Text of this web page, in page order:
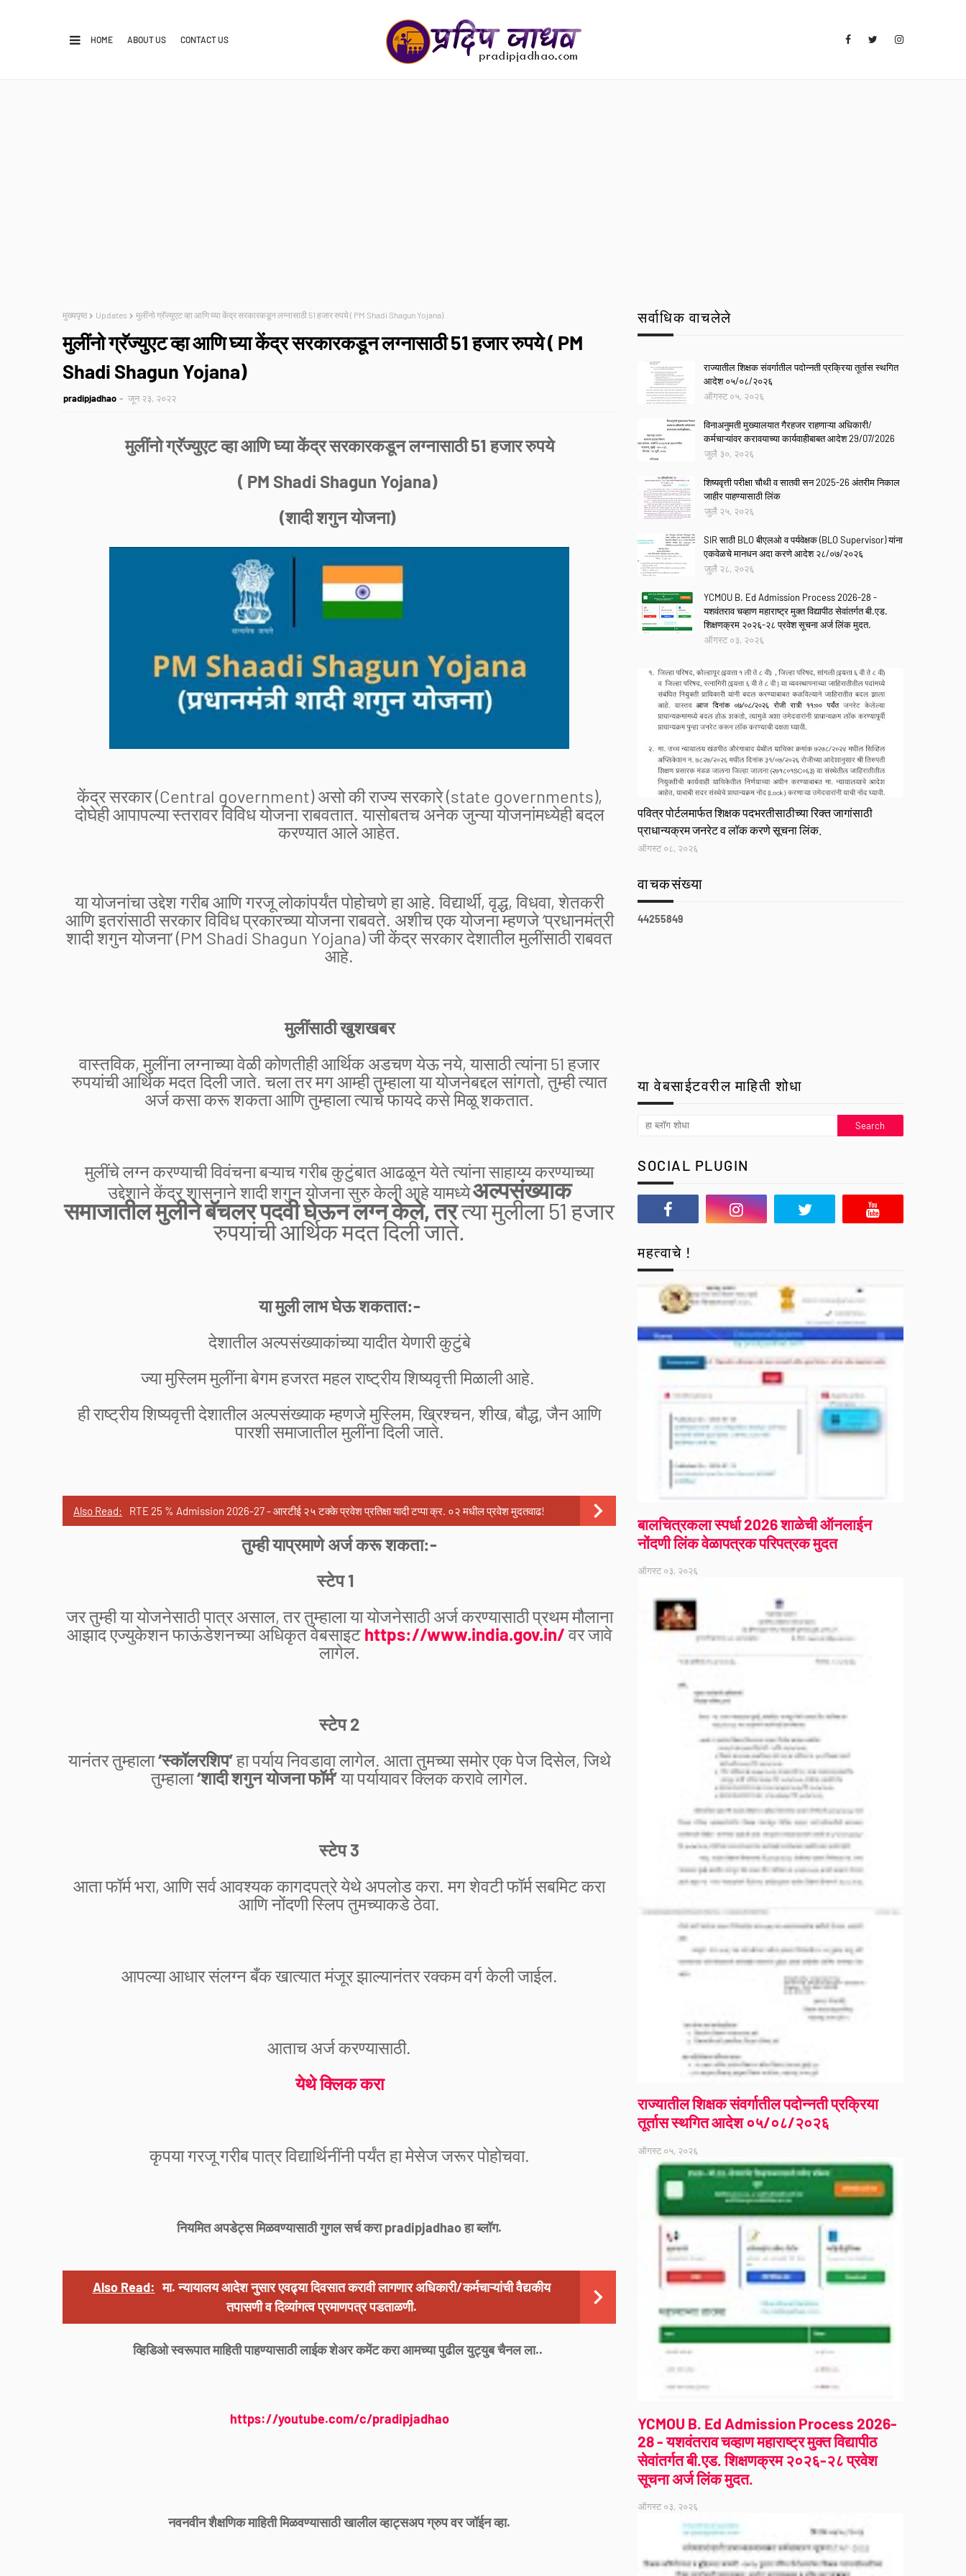
HOME ABOUT US CONTACT US
मुख्यपृष्ठ Updates मुलींनो ग्रॅज्युएट व्हा आणि घ्या केंद्र सरकारकडून लग्नासाठी 51 हजार रुपये ( PM Shadi Shagun Yojana)
मुलींनो ग्रॅज्युएट व्हा आणि घ्या केंद्र सरकारकडून लग्नासाठी 51 हजार रुपये ( PM
Shadi Shagun Yojana)
pradipjadhao जून २३, २०२२
मुलींनो ग्रॅज्युएट व्हा आणि घ्या केंद्र सरकारकडून लग्नासाठी 51 हजार रुपये
( PM Shadi Shagun Yojana)
(शादी शगुन योजना)
केंद्र सरकार (Central government) असो की राज्य सरकारे (state governments),
दोघेही आपापल्या स्तरावर विविध योजना राबवतात. यासोबतच अनेक जुन्या योजनांमध्येही बदल
करण्यात आले आहेत.
या योजनांचा उद्देश गरीब आणि गरजू लोकांपर्यंत पोहोचणे हा आहे. विद्यार्थी, वृद्ध, विधवा, शेतकरी
आणि इतरांसाठी सरकार विविध प्रकारच्या योजना राबवते. अशीच एक योजना म्हणजे ‘प्रधानमंत्री
शादी शगुन योजना’ (PM Shadi Shagun Yojana) जी केंद्र सरकार देशातील मुलींसाठी राबवत
आहे.
मुलींसाठी खुशखबर
वास्तविक, मुलींना लग्नाच्या वेळी कोणतीही आर्थिक अडचण येऊ नये, यासाठी त्यांना 51 हजार
रुपयांची आर्थिक मदत दिली जाते. चला तर मग आम्ही तुम्हाला या योजनेबद्दल सांगतो, तुम्ही त्यात
अर्ज कसा करू शकता आणि तुम्हाला त्याचे फायदे कसे मिळू शकतात.
मुलींचे लग्न करण्याची विवंचना बऱ्याच गरीब कुटुंबात आढळून येते त्यांना साहाय्य करण्याच्या
उद्देशाने केंद्र शासनाने शादी शगुन योजना सुरु केली आहे यामध्येअल्पसंख्याक
समाजातील मुलीने बॅचलर पदवी घेऊन लग्न केले, तरत्या मुलीला 51 हजार
रुपयांची आर्थिक मदत दिली जाते.
या मुली लाभ घेऊ शकतात:-
देशातील अल्पसंख्याकांच्या यादीत येणारी कुटुंबे
ज्या मुस्लिम मुलींना बेगम हजरत महल राष्ट्रीय शिष्यवृत्ती मिळाली आहे.
ही राष्ट्रीय शिष्यवृत्ती देशातील अल्पसंख्याक म्हणजे मुस्लिम, ख्रिश्चन, शीख, बौद्ध, जैन आणि
पारशी समाजातील मुलींना दिली जाते.
Also Read: RTE 25 % Admission 2026-27 - आरटीई २५ टक्के प्रवेश प्रतिक्षा यादी टप्पा क्र. ०२ मधील प्रवेश मुदतवाढ!
तुम्ही याप्रमाणे अर्ज करू शकता:-
स्टेप 1
जर तुम्ही या योजनेसाठी पात्र असाल, तर तुम्हाला या योजनेसाठी अर्ज करण्यासाठी प्रथम मौलाना
आझाद एज्युकेशन फाऊंडेशनच्या अधिकृत वेबसाइट https://www.india.gov.in/वर जावे
लागेल.
स्टेप 2
यानंतर तुम्हाला‘स्कॉलरशिप’हा पर्याय निवडावा लागेल. आता तुमच्या समोर एक पेज दिसेल, जिथे
तुम्हाला‘शादी शगुन योजना फॉर्म’या पर्यायावर क्लिक करावे लागेल.
स्टेप 3
आता फॉर्म भरा, आणि सर्व आवश्यक कागदपत्रे येथे अपलोड करा. मग शेवटी फॉर्म सबमिट करा
आणि नोंदणी स्लिप तुमच्याकडे ठेवा.
आपल्या आधार संलग्न बँक खात्यात मंजूर झाल्यानंतर रक्कम वर्ग केली जाईल.
आताच अर्ज करण्यासाठी.
येथे क्लिक करा
कृपया गरजू गरीब पात्र विद्यार्थिनींनी पर्यंत हा मेसेज जरूर पोहोचवा.
नियमित अपडेट्स मिळवण्यासाठी गुगल सर्च करा pradipjadhao हा ब्लॉग.
Also Read: मा. न्यायालय आदेश नुसार एवढ्या दिवसात करावी लागणार अधिकारी/कर्मचाऱ्यांची वैद्यकीय
तपासणी व दिव्यांगत्व प्रमाणपत्र पडताळणी.
व्हिडिओ स्वरूपात माहिती पाहण्यासाठी लाईक शेअर कमेंट करा आमच्या पुढील युट्युब चैनल ला..
https://youtube.com/c/pradipjadhao
नवनवीन शैक्षणिक माहिती मिळवण्यासाठी खालील व्हाट्सअप ग्रुप वर जॉईन व्हा.
सर्वाधिक वाचलेले
राज्यातील शिक्षक संवर्गातील पदोन्नती प्रक्रिया तूर्तास स्थगित
आदेश ०५/०८/२०२६
ऑगस्ट ०५, २०२६
विनाअनुमती मुख्यालयात गैरहजर राहणाऱ्या अधिकारी/
कर्मचाऱ्यांवर करावयाच्या कार्यवाहीबाबत आदेश 29/07/2026
जुलै ३०, २०२६
शिष्यवृत्ती परीक्षा चौथी व सातवी सन 2025-26 अंतरीम निकाल
जाहीर पाहण्यासाठी लिंक
जुलै २५, २०२६
SIR साठी BLO बीएलओ व पर्यवेक्षक (BLO Supervisor) यांना
एकवेळचे मानधन अदा करणे आदेश २८/०७/२०२६
जुलै २८, २०२६
YCMOU B. Ed Admission Process 2026-28 -
यशवंतराव चव्हाण महाराष्ट्र मुक्त विद्यापीठ सेवांतर्गत बी.एड.
शिक्षणक्रम २०२६-२८ प्रवेश सूचना अर्ज लिंक मुदत.
ऑगस्ट ०३, २०२६
पवित्र पोर्टलमार्फत शिक्षक पदभरतीसाठीच्या रिक्त जागांसाठी
प्राधान्यक्रम जनरेट व लॉक करणे सूचना लिंक.
ऑगस्ट ०८, २०२६
वाचकसंख्या
44255849
या वेबसाईटवरील माहिती शोधा
SOCIAL PLUGIN
महत्वाचे !
बालचित्रकला स्पर्धा 2026 शाळेची ऑनलाईन
नोंदणी लिंक वेळापत्रक परिपत्रक मुदत
ऑगस्ट ०३, २०२६
राज्यातील शिक्षक संवर्गातील पदोन्नती प्रक्रिया
तूर्तास स्थगित आदेश ०५/०८/२०२६
ऑगस्ट ०५, २०२६
YCMOU B. Ed Admission Process 2026-
28 - यशवंतराव चव्हाण महाराष्ट्र मुक्त विद्यापीठ
सेवांतर्गत बी.एड. शिक्षणक्रम २०२६-२८ प्रवेश
सूचना अर्ज लिंक मुदत.
ऑगस्ट ०३, २०२६